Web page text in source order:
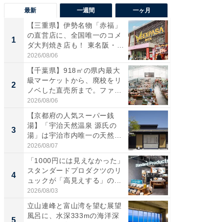
最新 一週間 一ヶ月
1
【三重県】伊勢名物「赤福」
の直営店に、全国唯一のコメ
ダ大判焼き店も！ 東名阪・
伊...
2026/08/06
2
【千葉県】918㎡の県内最大
級マーケットから、廃校をリ
ノベした直売所まで。ファ
ー...
2026/08/06
3
【京都府の人気スーパー銭
湯】「宇治天然温泉 源氏の
湯」は宇治市内唯一の天然温
泉と...
2026/08/07
4
「1000円には見えなかった」
スタンダードプロダクツのリ
ュックが「高見えする」の...
2026/08/03
立山連峰と富山湾を望む展望
風呂に、水深333mの海洋深